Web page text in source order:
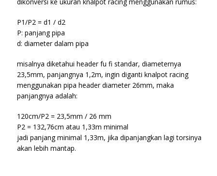
P1/P2 = d1 / d2
P: panjang pipa
d: diameter dalam pipa
misalnya diketahui header fu fi standar, diameternya
23,5mm, panjangnya 1,2m, ingin diganti knalpot racing
menggunakan pipa header diameter 26mm, maka
panjangnya adalah:
120cm/P2 = 23,5mm / 26 mm
P2 = 132,76cm atau 1,33m minimal
jadi panjang minimal 1,33m, jika dipanjangkan lagi torsinya
akan lebih mantap.